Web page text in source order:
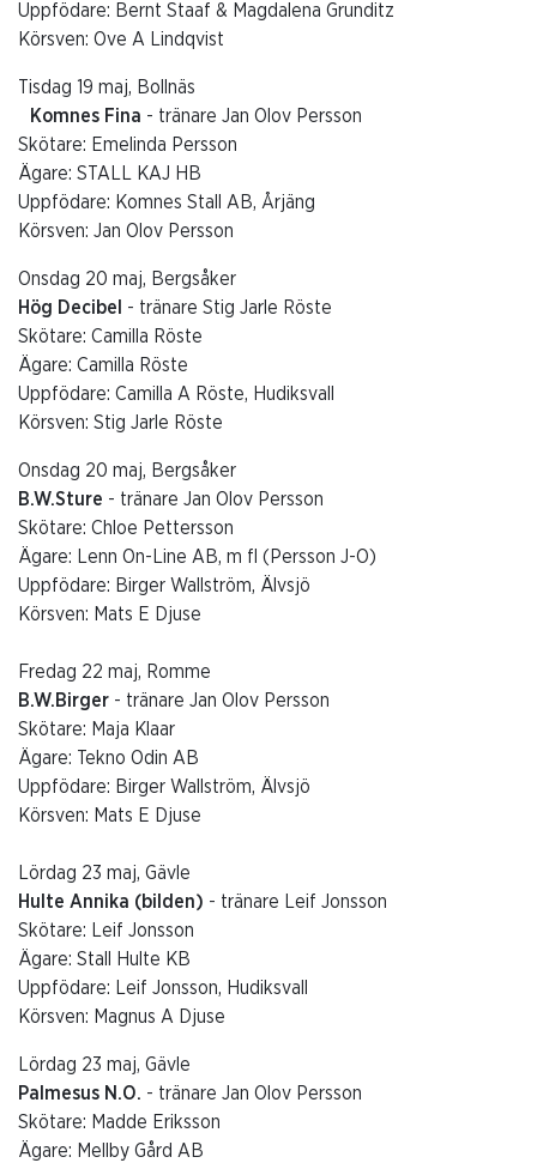
Uppfödare: Bernt Staaf & Magdalena Grunditz
Körsven: Ove A Lindqvist
Tisdag 19 maj, Bollnäs
Komnes Fina - tränare Jan Olov Persson
Skötare: Emelinda Persson
Ägare: STALL KAJ HB
Uppfödare: Komnes Stall AB, Årjäng
Körsven: Jan Olov Persson
Onsdag 20 maj, Bergsåker
Hög Decibel
- tränare Stig Jarle Röste
Skötare: Camilla Röste
Ägare: Camilla Röste
Uppfödare: Camilla A Röste, Hudiksvall
Körsven: Stig Jarle Röste
Onsdag 20 maj, Bergsåker
B.W.Sture - tränare Jan Olov Persson
Skötare: Chloe Pettersson
Ägare: Lenn On-Line AB, m fl (Persson J-O)
Uppfödare: Birger Wallström, Älvsjö
Körsven: Mats E Djuse
Fredag 22 maj, Romme
B.W.Birger - tränare Jan Olov Persson
Skötare: Maja Klaar
Ägare: Tekno Odin AB
Uppfödare: Birger Wallström, Älvsjö
Körsven: Mats E Djuse
Lördag 23 maj, Gävle
Hulte Annika (bilden) - tränare Leif Jonsson
Skötare: Leif Jonsson
Ägare: Stall Hulte KB
Uppfödare: Leif Jonsson, Hudiksvall
Körsven: Magnus A Djuse
Lördag 23 maj, Gävle
Palmesus N.O. - tränare Jan Olov Persson
Skötare: Madde Eriksson
Ägare: Mellby Gård AB